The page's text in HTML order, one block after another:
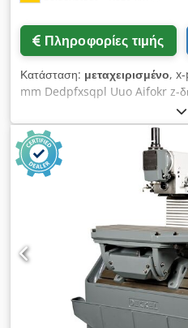
Πληροφορίες τιμής
Κατάσταση: μεταχειρισμένο,
mm Dedpfxsqpl Uuo Aifokr z-
ένδειξη Heidenhain Επιφάνεια
mm Εύρος ταχύτητας 40 x
ατράκτου SK 40 Συνολική
μηχανήματος περίπου 2,2 τόνοι
1700 x 1600 x 1800 m Κάλυμμα
σχεδιασμό κινούμενης στήλης
ανακλινόμενο τραπέζι με
σύσφιξης S20x2 Υποδοχή τσοκ
επισκευάστηκε για περίπου